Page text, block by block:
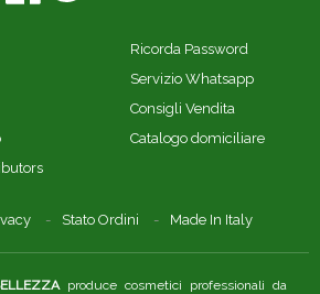
Ricorda Password
Servizio Whatsapp
Consigli Vendita
Catalogo domiciliare
Stato Ordini Made In Italy
produce cosmetici professionali da